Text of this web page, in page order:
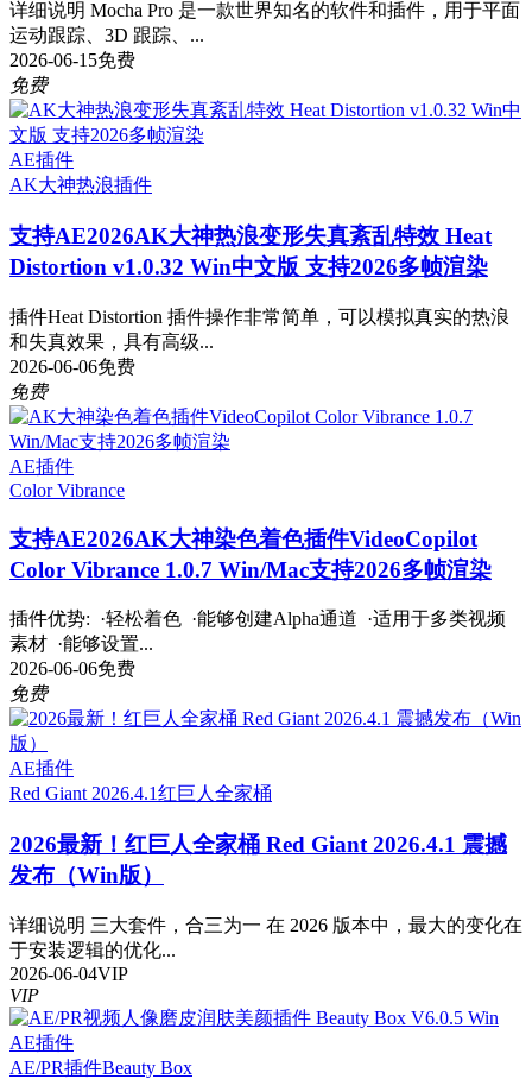
详细说明 Mocha Pro 是一款世界知名的软件和插件，用于平面
运动跟踪、3D 跟踪、...
2026-06-15免费
免费
AE插件
AK大神热浪插件
支持AE2026AK大神热浪变形失真紊乱特效 Heat
Distortion v1.0.32 Win中文版 支持2026多帧渲染
插件Heat Distortion 插件操作非常简单，可以模拟真实的热浪
和失真效果，具有高级...
2026-06-06免费
免费
AE插件
Color Vibrance
支持AE2026AK大神染色着色插件VideoCopilot
Color Vibrance 1.0.7 Win/Mac支持2026多帧渲染
插件优势: ·轻松着色 ·能够创建Alpha通道 ·适用于多类视频
素材 ·能够设置...
2026-06-06免费
免费
AE插件
Red Giant 2026.4.1红巨人全家桶
2026最新！红巨人全家桶 Red Giant 2026.4.1 震撼
发布（Win版）
详细说明 三大套件，合三为一 在 2026 版本中，最大的变化在
于安装逻辑的优化...
2026-06-04VIP
VIP
AE插件
AE/PR插件Beauty Box